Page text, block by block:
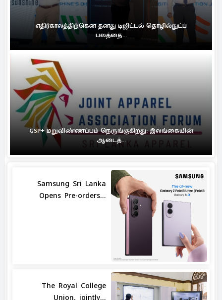
எதிர்காலத்திற்கென தனது டிஜிட்டல் தொழில்நுட்ப
பலத்தை...
GSP+ மறுவிண்ணப்பம் நெருங்குகிறது: இலங்கையின்
ஆடைத்...
Samsung Sri Lanka
Opens Pre-orders...
The Royal College
Union, jointly...